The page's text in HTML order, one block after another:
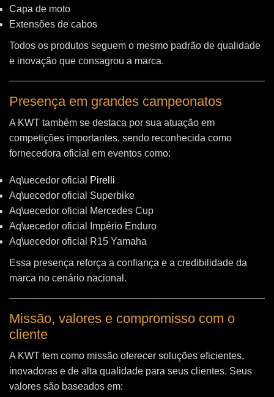
Capa de moto
Extensões de cabos
Todos os produtos seguem o mesmo padrão de qualidade
e inovação que consagrou a marca.
Presença em grandes campeonatos
A KWT também se destaca por sua atuação em
competições importantes, sendo reconhecida como
fornecedora oficial em eventos como:
Aq\uecedor oficial
Pirelli
Aq\uecedor oficial Superbike
Aq\uecedor oficial Mercedes Cup
Aq\uecedor oficial Império Enduro
Aq\uecedor oficial R15 Yamaha
Essa presença reforça a confiança e a credibilidade da
marca no cenário nacional.
Missão, valores e compromisso com o
cliente
A KWT tem como missão oferecer soluções eficientes,
inovadoras e de alta qualidade para seus clientes. Seus
valores são baseados em: